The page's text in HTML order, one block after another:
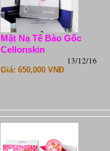
Mặt Nạ Tế Bào Gốc
Cellonskin
Giá: 650,000 VNĐ
13/12/16